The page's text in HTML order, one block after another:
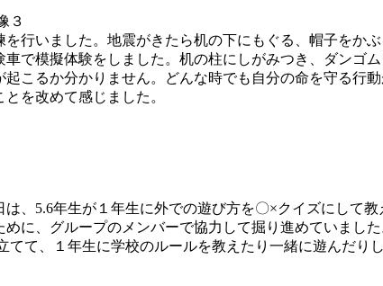
行いました。地震がきたら机の下にもぐる、帽子をか
で模擬体験をしました。机の柱にしがみつき、ダンゴ
こるか分かりません。どんな時でも自分の命を守る行
を改めて感じました。
、5.6年生が１年生に外での遊び方を〇×クイズにして
に、グループのメンバーで協力して掘り進めていました
て、１年生に学校のルールを教えたり一緒に遊んだりし